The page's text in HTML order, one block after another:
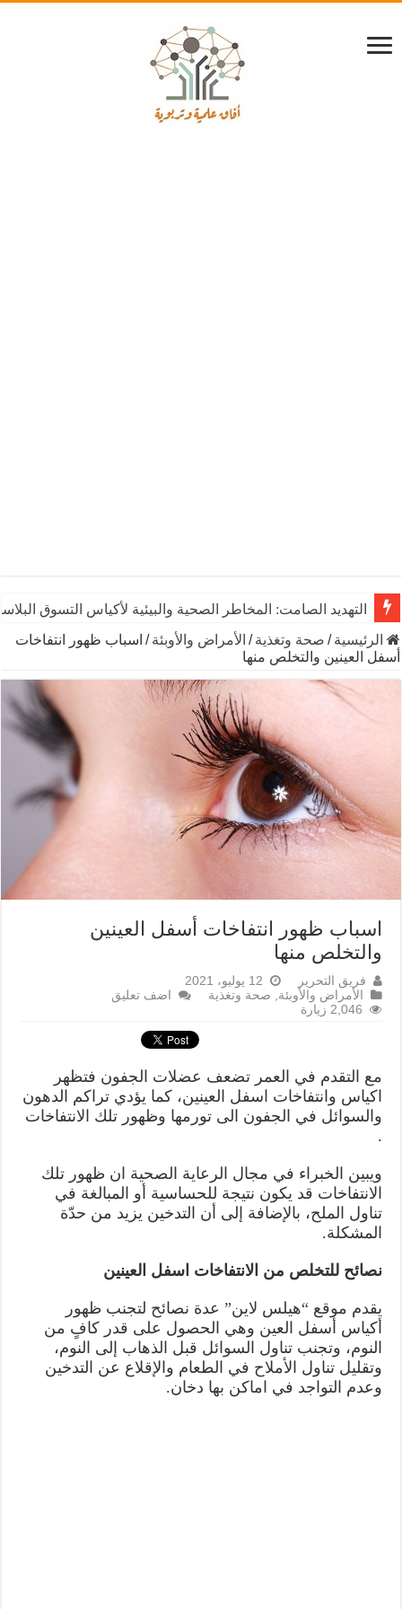
التهديد الصامت: المخاطر الصحية والبيئية لأكياس التسوق
الرئيسية / صحة وتغذية / الأمراض والأوبئة / اسباب ظهور انتفاخات
أسفل العينين والتخلص منها
اسباب ظهور انتفاخات أسفل العينين
والتخلص منها
فريق التحرير
12 يوليو، 2021
الأمراض والأوبئة, صحة وتغذية
اضف تعليق
2,046 زيارة
مع التقدم في العمر تضعف عضلات الجفون فتظهر
اكياس وانتفاخات اسفل العينين، كما يؤدي تراكم الدهون
والسوائل في الجفون الى تورمها وظهور تلك الانتفاخات
.
ويبين الخبراء في مجال الرعاية الصحية ان ظهور تلك
الانتفاخات قد يكون نتيجة للحساسية أو المبالغة في
تناول الملح، بالإضافة إلى أن التدخين يزيد من حدّة
المشكلة.
نصائح للتخلص من الانتفاخات اسفل العينين
يقدم موقع “هيلس لاين” عدة نصائح لتجنب ظهور
أكياس أسفل العين وهي الحصول على قدر كافٍ من
النوم، وتجنب تناول السوائل قبل الذهاب إلى النوم،
وتقليل تناول الأملاح في الطعام والإقلاع عن التدخين
وعدم التواجد في اماكن بها دخان.